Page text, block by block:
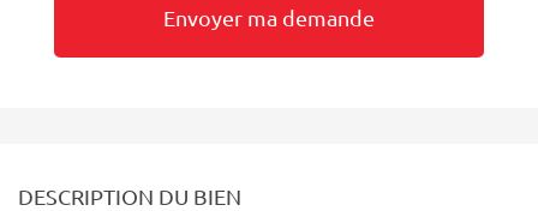
DESCRIPTION DU BIEN